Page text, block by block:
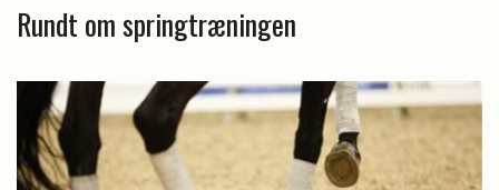
Rundt om springtræningen